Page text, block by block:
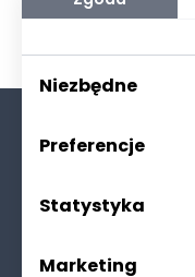
Polityka prywatności
Niezbędne
Preferencje
Statystyka
Marketing